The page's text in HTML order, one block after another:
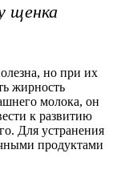
щенка
но при их
жирность
молока, он
к развитию
Для устранения
продуктами